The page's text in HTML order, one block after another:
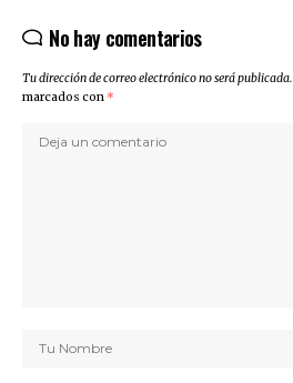
No hay comentarios
Tu dirección de correo electrónico no será publicada.
marcados con *